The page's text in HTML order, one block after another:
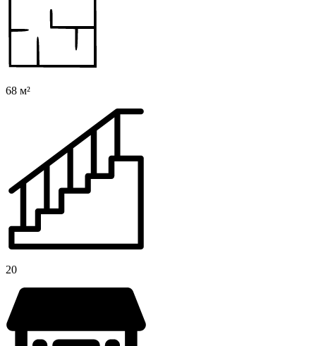
68 м²
20